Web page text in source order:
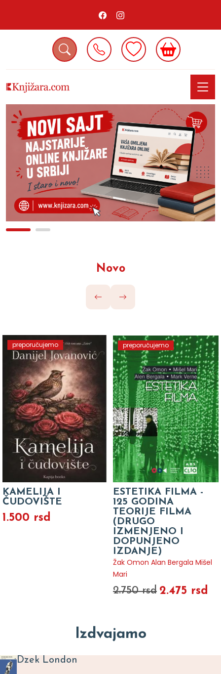
Novo
preporučujemo
KAMELIJA I
ČUDOVIŠTE
1.500 rsd
preporučujemo
ESTETIKA FILMA -
125 GODINA
TEORIJE FILMA
(DRUGO
IZMENJENO I
DOPUNJENO
IZDANJE)
Žak Omon Alan Bergala Mišel
Mari
2.750 rsd 2.475 rsd
Izdvajamo
Dzek London